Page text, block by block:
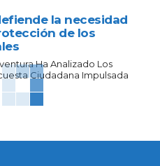
la necesidad
de los
Ha Analizado Los
Ciudadana Impulsada